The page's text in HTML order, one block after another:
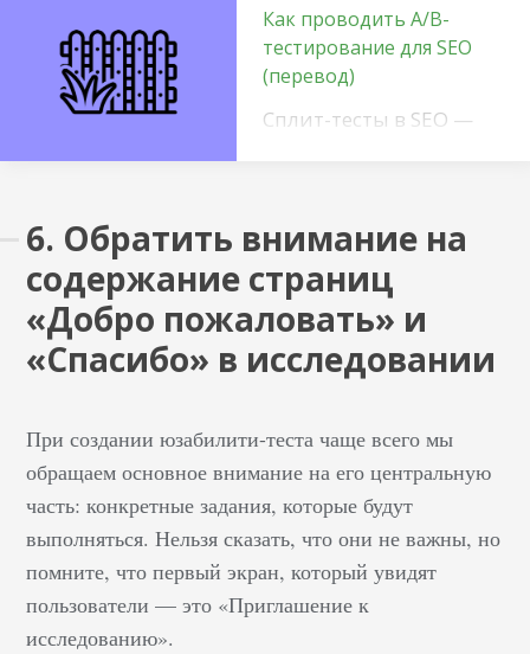
Как проводить A/B-
тестирование для SEO
(перевод)
Сплит-тесты в SEO —
оптимизации
конверсии.
Использование этого
подхода в SEO —
логичный следующий
усилия приведут
необходимый трафик
на сайт. В Distilled у нас
есть особый
инструмент для A/B-
тестирования в SEO.
6. Обратить внимание на
содержание страниц
«Добро пожаловать» и
«Спасибо» в исследовании
При создании юзабилити-теста чаще всего мы
обращаем основное внимание на его центральную
часть: конкретные задания, которые будут
выполняться. Нельзя сказать, что они не важны, но
помните, что первый экран, который увидят
пользователи — это «Приглашение к
исследованию».